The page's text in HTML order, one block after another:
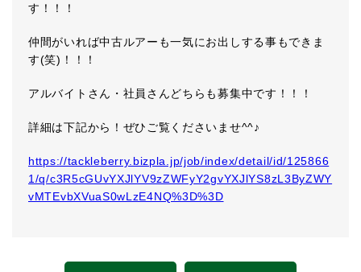
す！！！
仲間がいれば中古ルアーも一気にお出しする事もできま
す(笑)！！！
アルバイトさん・社員さんどちらも募集中です！！！
詳細は下記から！ぜひご覧くださいませ^^♪
https://tackleberry.bizpla.jp/job/index/detail/id/125866
1/q/c3R5cGUvYXJlYV9zZWFyY2gvYXJlYS8zL3ByZWY
vMTEvbXVuaS0wLzE4NQ%3D%3D